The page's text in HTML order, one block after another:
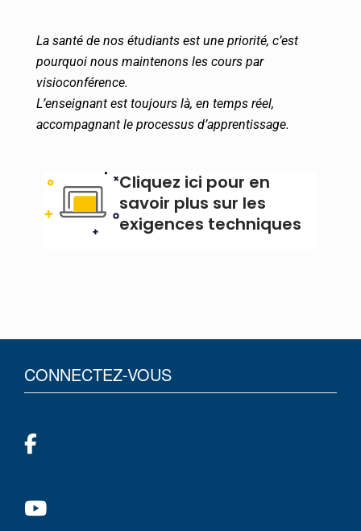
La santé de nos étudiants est une priorité, c’est
pourquoi nous maintenons les cours par
visioconférence.
L’enseignant est toujours là, en temps réel,
accompagnant le processus d’apprentissage.
Cliquez ici pour en
savoir plus sur les
exigences techniques
CONNECTEZ-VOUS